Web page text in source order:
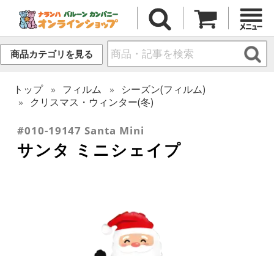
商品カテゴリを見る
トップ フィルム
シーズン(フィルム)
クリスマス・ウィンター(冬)
#010-19147 Santa Mini
サンタ ミニシェイプ